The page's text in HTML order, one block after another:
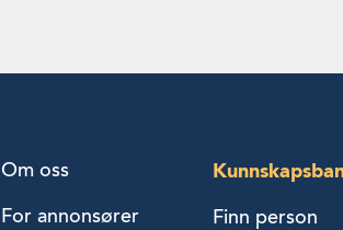
Om oss
For annonsører
Finn person